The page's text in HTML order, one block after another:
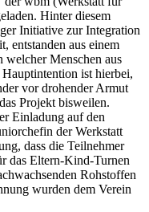
Hinter diesem
Initiative zur Integration
entstanden aus einem
welcher Menschen aus
ist hierbei,
vor drohender Armut
Projekt bisweilen.
Einladung auf den
der Werkstatt
dass die Teilnehmer
das Eltern-Kind-Turnen
Rohstoffen
wurden dem Verein